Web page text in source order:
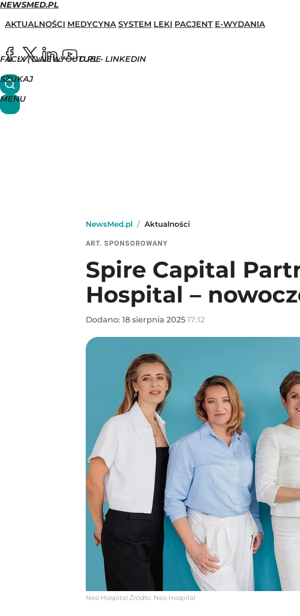
NEWSMED.PL
AKTUALNOŚCI MEDYCYNA SYSTEM LEKI PACJENT E-WYDANIA
FACEBOOK
X (TWITTER)
NEWSMED.PL - LINKEDIN
YOUTUBE
SZUKAJ
MENU
NewsMed.pl / Aktualności
ART. SPONSOROWANY
Spire Capital
Hospital –
Dodano: 18 sierpnia 2025 17:12
Neo Hospital Źródło: Neo Hospital